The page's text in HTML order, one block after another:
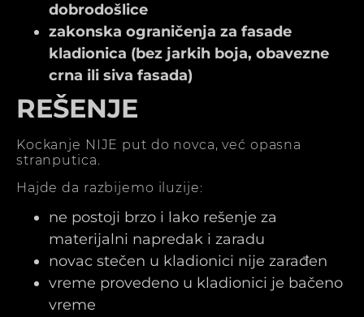
dobrodošlice
zakonska ograničenja za fasade
kladionica (bez jarkih boja, obavezne
crna ili siva fasada)
REŠENJE
Kockanje NIJE put do novca, već opasna
stranputica.
Hajde da razbijemo iluzije:
ne postoji brzo i lako rešenje za
materijalni napredak i zaradu
novac stečen u kladionici nije zarađen
vreme provedeno u kladionici je bačeno
vreme